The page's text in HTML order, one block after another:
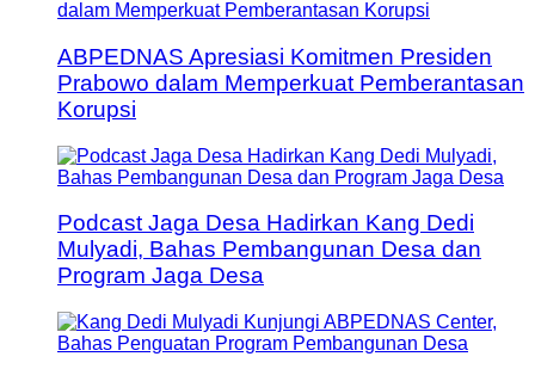
ABPEDNAS Apresiasi Komitmen Presiden
Prabowo dalam Memperkuat Pemberantasan
Korupsi
Podcast Jaga Desa Hadirkan Kang Dedi
Mulyadi, Bahas Pembangunan Desa dan
Program Jaga Desa